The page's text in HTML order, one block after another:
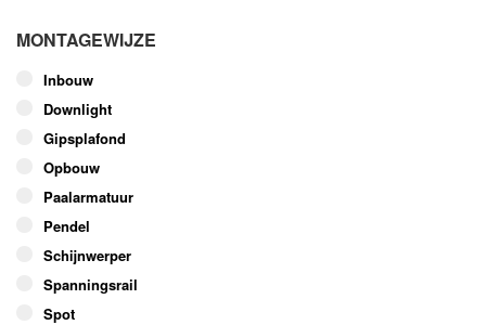
MONTAGEWIJZE
Inbouw
Downlight
Gipsplafond
Opbouw
Paalarmatuur
Pendel
Schijnwerper
Spanningsrail
Spot